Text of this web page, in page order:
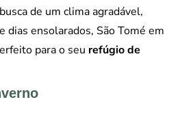
de um clima agradável,
e dias ensolarados, São Tomé em
para o seu refúgio de